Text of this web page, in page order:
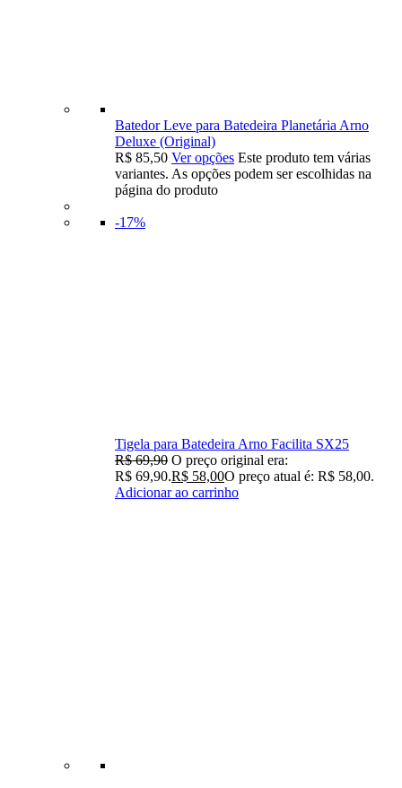
Batedor Leve para Batedeira Planetária Arno
Deluxe (Original)
R$ 85,50 Ver opções Este produto tem várias
variantes. As opções podem ser escolhidas na
página do produto
-17%
Tigela para Batedeira Arno Facilita SX25
R$69,90 O preço original era:
R$ 69,90.R$ 58,00O preço atual é: R$ 58,00.
Adicionar ao carrinho